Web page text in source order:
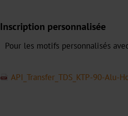
Inscription personnalisée
Pour les motifs personnalisés
API_Transfer_TDS_KTP-90-Alu-